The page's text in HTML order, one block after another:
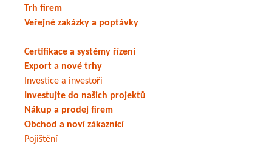
Trh firem
Veřejné zakázky a poptávky
Certifikace a systémy řízení
Export a nové trhy
Investice a investoři
Investujte do našich projektů
Nákup a prodej firem
Obchod a noví zákaznící
Pojištění